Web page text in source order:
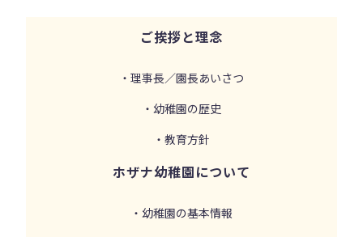
ご挨拶と理念
・理事長／園長あいさつ
・幼稚園の歴史
・教育方針
ホザナ幼稚園について
・幼稚園の基本情報